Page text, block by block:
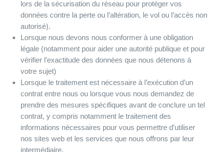
lors de la sécurisation du réseau pour protéger vos
données contre la perte ou l’altération, le vol ou l’accès non
autorisé).
Lorsque nous devons nous conformer à une obligation
légale (notamment pour aider une autorité publique et pour
vérifier l’exactitude des données que nous détenons à
votre sujet)
Lorsque le traitement est nécessaire à l’exécution d’un
contrat entre nous ou lorsque vous nous demandez de
prendre des mesures spécifiques avant de conclure un tel
contrat, y compris notamment le traitement des
informations nécessaires pour vous permettre d’utiliser
nos sites web et les services que nous offrons par leur
intermédiaire.